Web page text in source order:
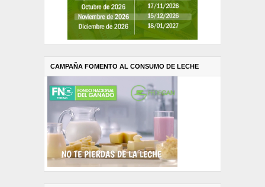
CAMPAÑA FOMENTO AL CONSUMO DE LECHE